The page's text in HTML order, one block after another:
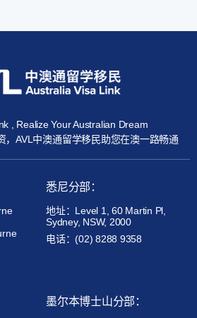
, Realize Your Australian Dream
，AVL中澳通留学移民助您在澳一路畅通
悉尼分部：
地址：Level 1, 60 Martin Pl,
Sydney, NSW, 2000
电话：(02) 8288 9358
墨尔本博士山分部：